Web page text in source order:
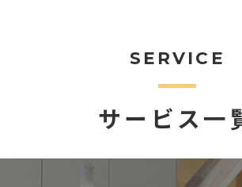
SERVICE
サービス一